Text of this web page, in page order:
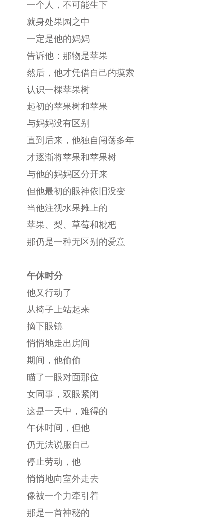
一个人，不可能生下
就身处果园之中
一定是他的妈妈
告诉他：那物是苹果
然后，他才凭借自己的摸索
认识一棵苹果树
起初的苹果树和苹果
与妈妈没有区别
直到后来，他独自闯荡多年
才逐渐将苹果和苹果树
与他的妈妈区分开来
但他最初的眼神依旧没变
当他注视水果摊上的
苹果、梨、草莓和枇杷
那仍是一种无区别的爱意
午休时分
他又行动了
从椅子上站起来
摘下眼镜
悄悄地走出房间
期间，他偷偷
瞄了一眼对面那位
女同事，双眼紧闭
这是一天中，难得的
午休时间，但他
仍无法说服自己
停止劳动，他
悄悄地向室外走去
像被一个力牵引着
那是一首神秘的